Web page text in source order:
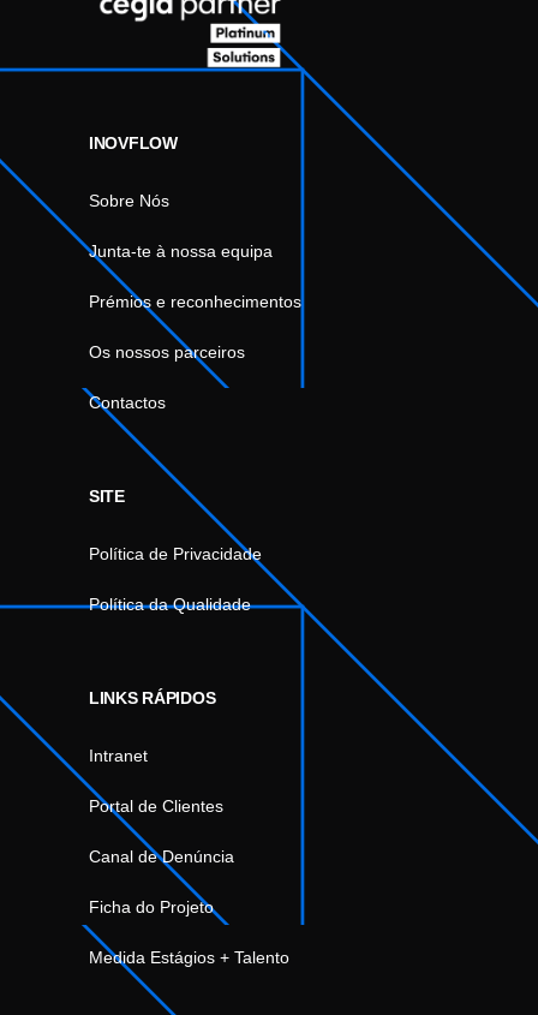
INOVFLOW
Sobre Nós
Junta-te à nossa equipa
Prémios e reconhecimentos
Os nossos parceiros
Contactos
SITE
Política de Privacidade
Política da Qualidade
LINKS RÁPIDOS
Intranet
Portal de Clientes
Canal de Denúncia
Ficha do Projeto
Medida Estágios + Talento